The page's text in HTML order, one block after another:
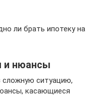
ли брать ипотеку на
и нюансы
ситуацию,
касающиеся